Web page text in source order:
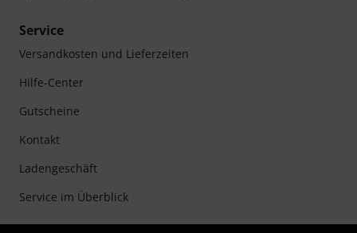
Service
Versandkosten und Lieferzeiten
Hilfe-Center
Gutscheine
Kontakt
Ladengeschäft
Service im Überblick